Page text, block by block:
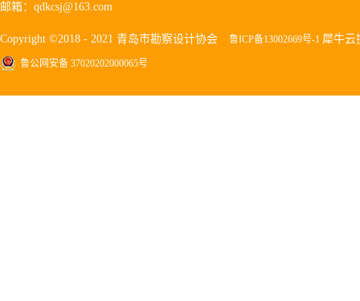
邮箱：qdkcsj@163.com
Copyright ©2018 - 2021 青岛市勘察设计协会 鲁ICP备13002669号-1 犀牛云
鲁公网安备 37020202000065号